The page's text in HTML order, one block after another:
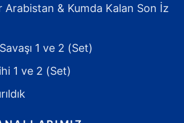
Arabistan & Kumda Kalan Son İz
1 ve 2 (Set)
1 ve 2 (Set)